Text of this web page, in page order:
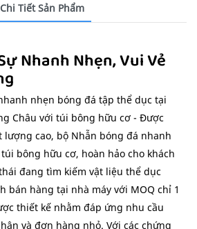
Chi Tiết Sản Phẩm
Nhanh Nhẹn, Vui Vẻ
nhẹn bóng đá tập thể dục tại
Châu với túi bông hữu cơ - Được
lượng cao, bộ Nhẫn bóng đá nhanh
bông hữu cơ, hoàn hảo cho khách
đang tìm kiếm vật liệu thể dục
bán hàng tại nhà máy với MOQ chỉ 1
thiết kế nhằm đáp ứng nhu cầu
và đơn hàng nhỏ. Với các chứng